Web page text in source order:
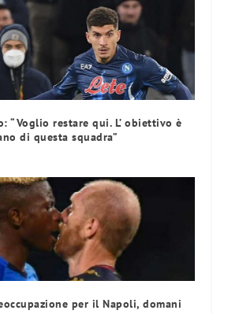
“Voglio restare qui. L’ obiettivo è
di questa squadra”
per il Napoli, domani